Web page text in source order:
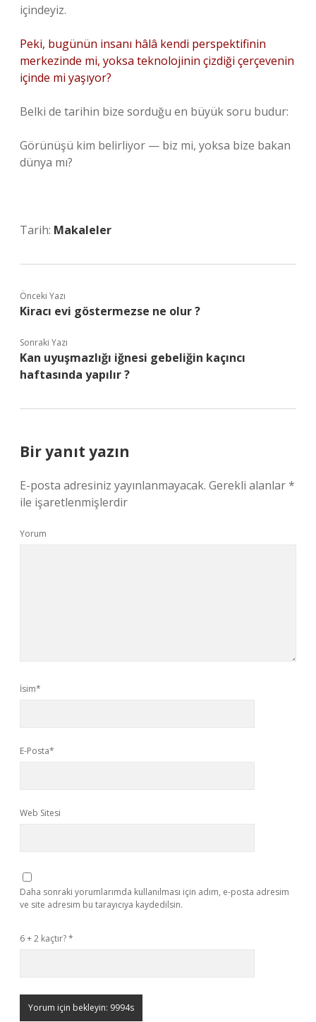
içindeyiz.
Peki, bugünün insanı hâlâ kendi perspektifinin
merkezinde mi, yoksa teknolojinin çizdiği çerçevenin
içinde mi yaşıyor?
Belki de tarihin bize sorduğu en büyük soru budur:
Görünüşü kim belirliyor — biz mi, yoksa bize bakan
dünya mı?
Tarih: Makaleler
Önceki Yazı
Kiracı evi göstermezse ne olur ?
Sonraki Yazı
Kan uyuşmazlığı iğnesi gebeliğin kaçıncı
haftasında yapılır ?
Bir yanıt yazın
E-posta adresiniz yayınlanmayacak. Gerekli alanlar*
ile işaretlenmişlerdir
Yorum
İsim*
E-Posta*
Web Sitesi
Daha sonraki yorumlarımda kullanılması için adım, e-posta adresim
ve site adresim bu tarayıcıya kaydedilsin.
6 + 2 kaçtır?*